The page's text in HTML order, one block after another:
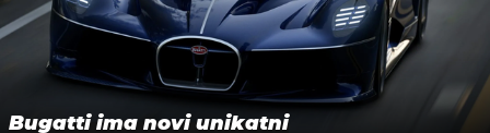
Bugatti ima novi unikatni